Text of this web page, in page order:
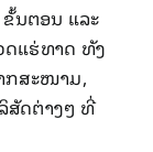
ນຕອນ ແລະ
ດແຮ່ທາດ ທັງ
ກສະໜາມ,
ສັດຕ່າງໆ ທີ່